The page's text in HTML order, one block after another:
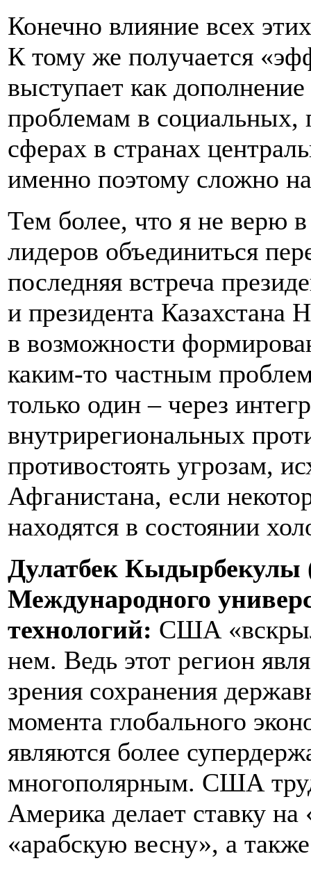
Конечно влияние всех
К тому же получается
выступает как
проблемам в социальных,
сферах в странах
именно поэтому сложно
Тем более, что я не верю
лидеров объединиться
последняя встреча
и президента Казахстана
в возможности
каким-то частным
только один – через
внутрирегиональных
противостоять угрозам,
Афганистана, если
находятся в состоянии
Дулатбек Кыдырбекулы
Международного
технологий: США
нем. Ведь этот регион
зрения сохранения
момента глобального
являются более
многополярным. США
Америка делает ставку
«арабскую весну», а